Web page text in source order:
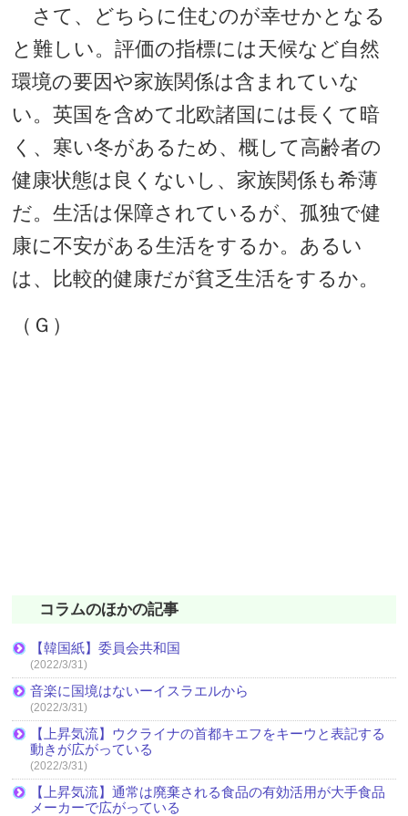
さて、どちらに住むのが幸せかとなる
と難しい。評価の指標には天候など自然
環境の要因や家族関係は含まれていな
い。英国を含めて北欧諸国には長くて暗
く、寒い冬があるため、概して高齢者の
健康状態は良くないし、家族関係も希薄
だ。生活は保障されているが、孤独で健
康に不安がある生活をするか。あるい
は、比較的健康だが貧乏生活をするか。
（Ｇ）
コラムのほかの記事
【韓国紙】委員会共和国
(2022/3/31)
音楽に国境はないーイスラエルから
(2022/3/31)
【上昇気流】ウクライナの首都キエフをキーウと表記する
動きが広がっている
(2022/3/31)
【上昇気流】通常は廃棄される食品の有効活用が大手食品
メーカーで広がっている